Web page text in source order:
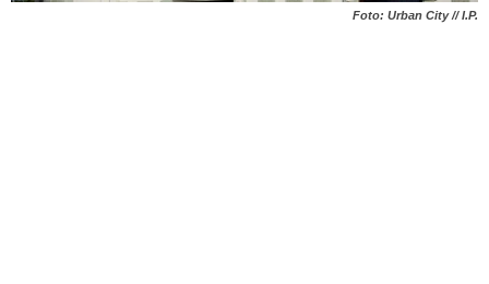
Foto: Urban City // I.P.